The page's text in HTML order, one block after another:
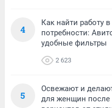
4
Как найти работу
потребности:
удобные фильтры
2 623
5
Освежают и
для женщин после